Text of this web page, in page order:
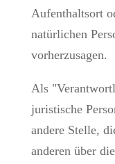
Aufenthaltsort
natürlichen
vorherzusagen.
Als
juristische
andere Stelle,
anderen über